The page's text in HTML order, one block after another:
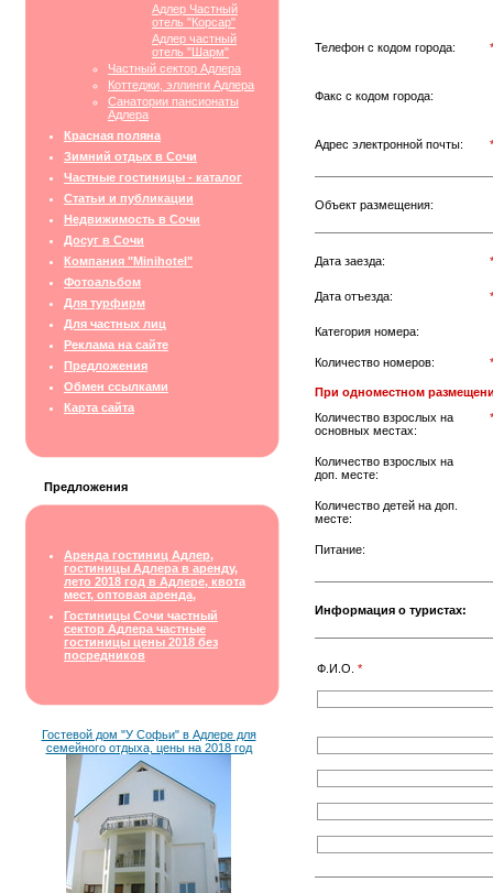
Адлер Частный
отель "Корсар"
Адлер частный
отель "Шарм"
Частный сектор Адлера
Коттеджи, эллинги Адлера
Санатории пансионаты
Адлера
Красная поляна
Зимний отдых в Сочи
Частные гостиницы - каталог
Статьи и публикации
Недвижимость в Сочи
Досуг в Сочи
Компания "Minihotel"
Фотоальбом
Для турфирм
Для частных лиц
Реклама на сайте
Предложения
Обмен ссылками
Карта сайта
Предложения
Аренда гостиниц Адлер,
гостиницы Адлера в аренду,
лето 2018 год в Адлере, квота
мест, оптовая аренда,
Гостиницы Сочи частный
сектор Адлера частные
гостиницы цены 2018 без
посредников
Гостевой дом "У Софьи" в Адлере для
семейного отдыха, цены на 2018 год
Телефон с кодом города: *
Факс с кодом города:
Адрес электронной почты: *
Объект размещения:
Дата заезда: *
Дата отъезда: *
Категория номера:
Количество номеров: *
При одноместном
Количество взрослых на
основных местах:
*
Количество взрослых на
доп. месте:
Количество детей на доп.
месте:
Питание:
Информация о туристах:
Ф.И.О. *